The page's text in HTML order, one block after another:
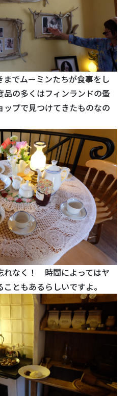
までムーミンたちが食事をし
の多くはフィンランドの蚤
プで見つけてきたものなの
れなく！ 時間によってはヤ
ともあるらしいですよ。